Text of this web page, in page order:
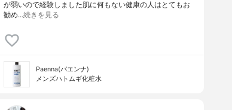
が弱いので経験しました肌に何もない健康の人はとてもお
勧め…続きを見る
Paenna(パエンナ)
メンズハトムギ化粧水